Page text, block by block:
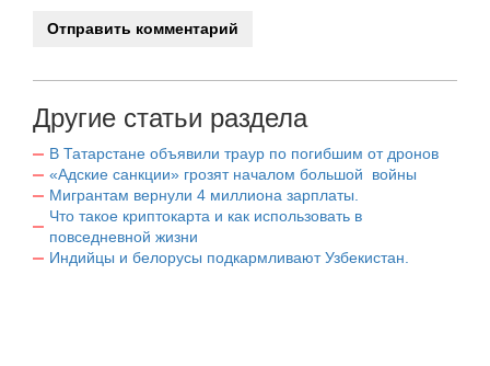
Другие статьи раздела
В Татарстане объявили траур по погибшим от дронов
«Адские санкции» грозят началом большой войны
Мигрантам вернули 4 миллиона зарплаты.
Что такое криптокарта и как использовать в
повседневной жизни
Индийцы и белорусы подкармливают Узбекистан.